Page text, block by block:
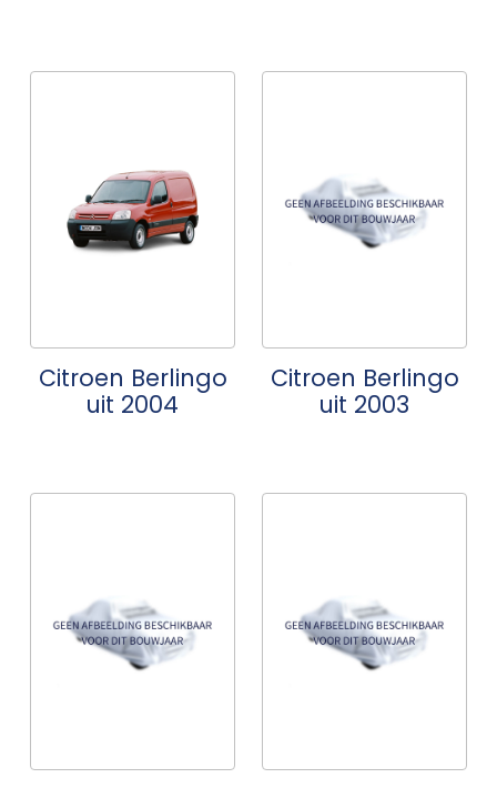
Citroen Berlingo
uit 2004
Citroen Berlingo
uit 2003